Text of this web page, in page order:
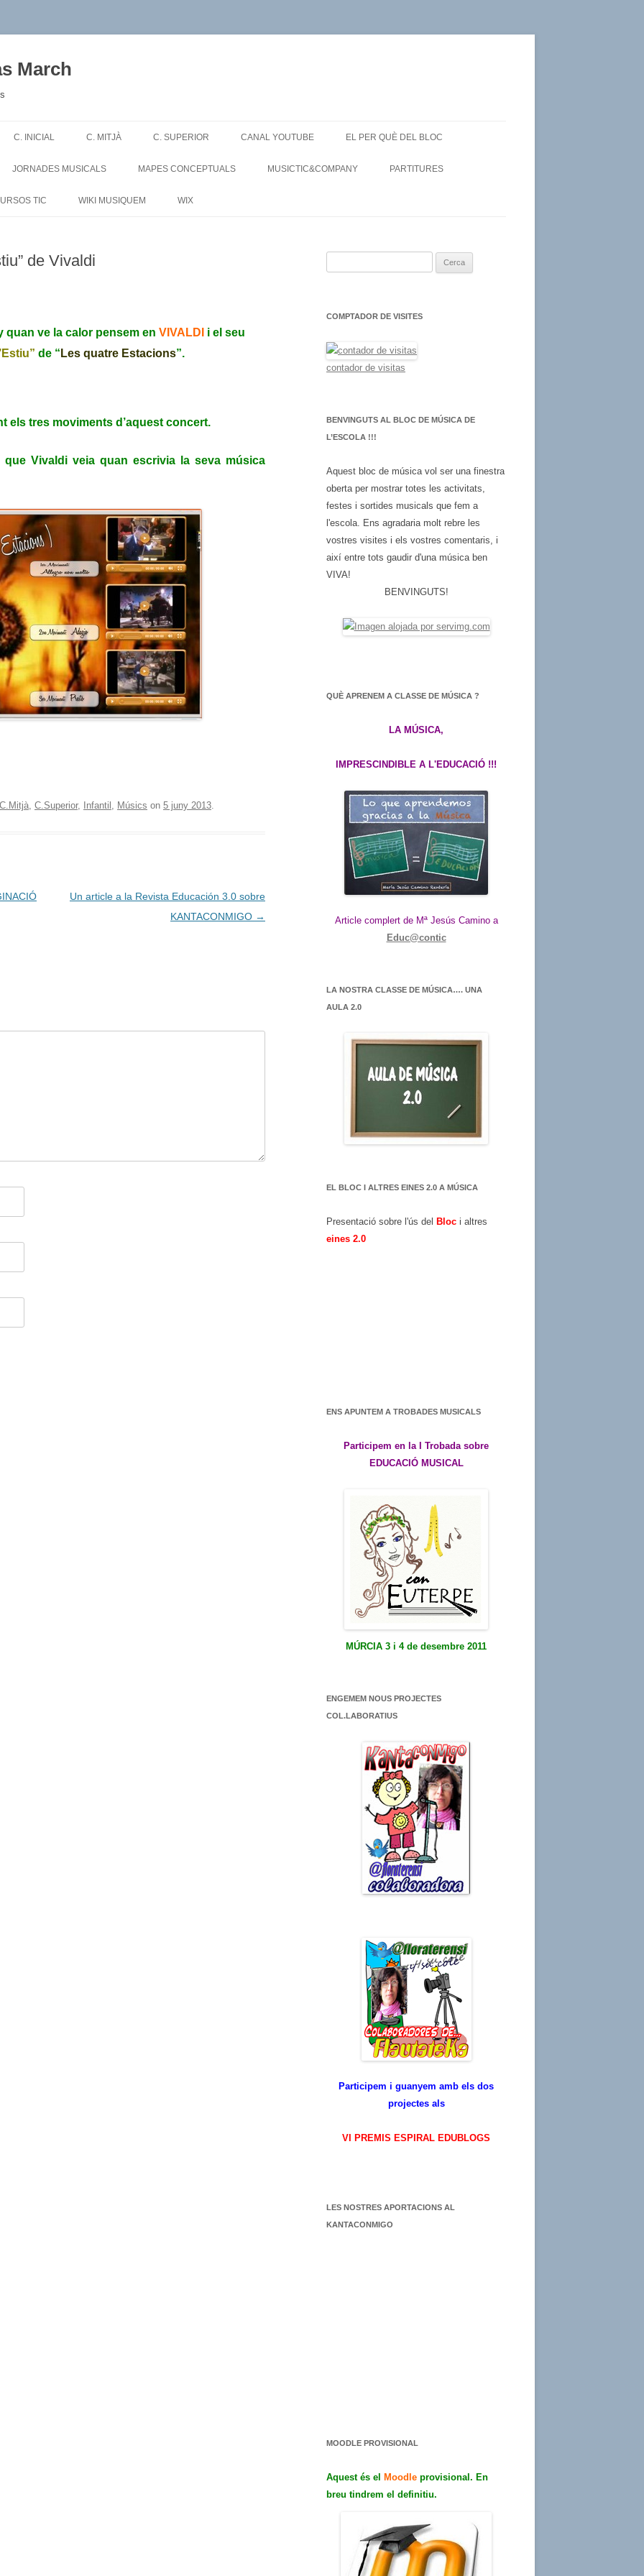
March
to
C. INICIAL C. MITJÀ C. SUPERIOR CANAL YOUTUBE EL PER QUÈ DEL BLOC
JORNADES MUSICALS MAPES CONCEPTUALS MUSICTIC&COMPANY PARTITURES
TIC WIKI MUSIQUEM WIX
de Vivaldi
quan ve la calor pensem en VIVALDI i el seu
de “ Les quatre Estacions”.
els tres moviments d’aquest concert.
Vivaldi veia quan escrivia la seva música
C.Mitjà, C.Superior, Infantil , Músics on 5 juny 2013.
Un article a la Revista Educación 3.0 sobre
KANTACONMIGO →
c
:
COMPTADOR DE VISITES
contador de visitas
BENVINGUTS AL BLOC DE MÚSICA DE
L’ESCOLA !!!
Aquest bloc de música vol ser una finestra
oberta per mostrar totes les activitats,
festes i sortides musicals que fem a
l'escola. Ens agradaria molt rebre les
vostres visites i els vostres comentaris, i
així entre tots gaudir d'una música ben
VIVA!
BENVINGUTS!
QUÈ APRENEM A CLASSE DE MÚSICA ?
LA MÚSICA,
IMPRESCINDIBLE A L'EDUCACIÓ !!!
Article complert de Mª Jesús Camino a
Educ@contic
LA NOSTRA CLASSE DE MÚSICA…. UNA
AULA 2.0
EL BLOC I ALTRES EINES 2.0 A MÚSICA
Presentació sobre l'ús del Bloc i altres
eines 2.0
ENS APUNTEM A TROBADES MUSICALS
Participem en la I Trobada sobre
EDUCACIÓ MUSICAL
MÚRCIA 3 i 4 de desembre 2011
ENGEMEM NOUS PROJECTES
COL.LABORATIUS
Participem i guanyem amb els dos
projectes als
VI PREMIS ESPIRAL EDUBLOGS
LES NOSTRES APORTACIONS AL
KANTACONMIGO
MOODLE PROVISIONAL
Aquest és el Moodle provisional. En
breu tindrem el definitiu.